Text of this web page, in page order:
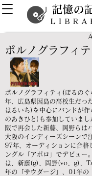
記憶の
ポルノグラフィテ
ポルノグラフィティ(ぽるの
年、広島県因島の高校生だっ
はるいち)を中心にバンドが
のあきひと)も参加していま
阪で再会した新藤、岡野らは
大阪のインディーズシーンで
97年、オーディションに合格
ングル「アポロ」でデビュー
は、新藤(g)、岡野(vo、g)、
年の「サウダージ」、01年の